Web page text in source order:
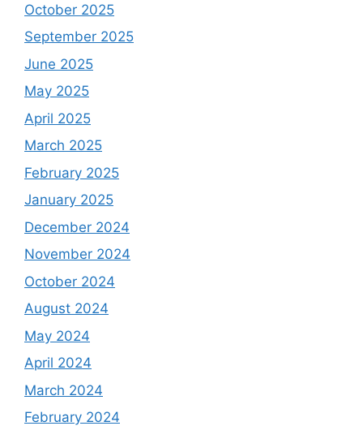
October 2025
September 2025
June 2025
May 2025
April 2025
March 2025
February 2025
January 2025
December 2024
November 2024
October 2024
August 2024
May 2024
April 2024
March 2024
February 2024